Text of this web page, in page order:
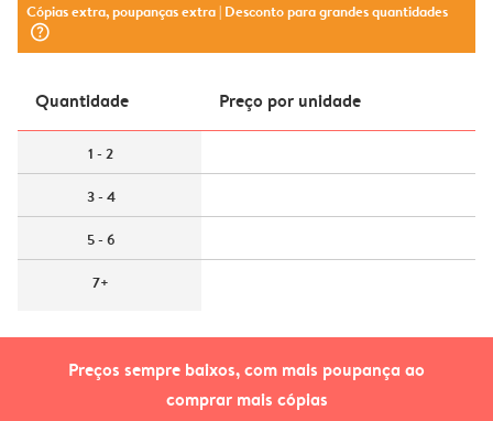
Preços sempre baixos, com mais poupança ao
comprar mais cópias
Cópias extra, poupanças extra| Desconto para grandes quantidades
question_mark_circle
Quantidade Preço por unidade
1 - 2
3 - 4
5 - 6
7+